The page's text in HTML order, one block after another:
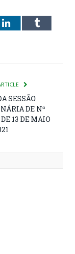
LinkedInTumblr
SESSÃO
DE Nº
13 DE MAIO